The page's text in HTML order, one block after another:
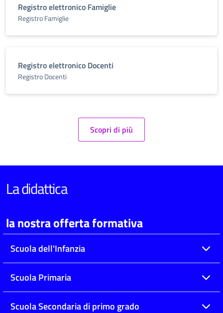
Registro elettronico Famiglie
Registro Famiglie
Registro elettronico Docenti
Registro Docenti
Scopri di più
La didattica
la nostra offerta formativa
Scuola dell'Infanzia
Scuola Primaria
Scuola Secondaria di primo grado